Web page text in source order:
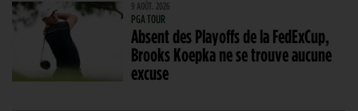
9 AOÛT. 2026
PGA TOUR
Absent des Playoffs de la FedExCup,
Brooks Koepka ne se trouve aucune
excuse